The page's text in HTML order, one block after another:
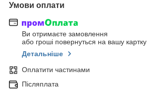
Умови оплати
Ви отримаєте замовлення
або гроші повернуться на вашу картку
Детальніше
Оплатити частинами
Післяплата